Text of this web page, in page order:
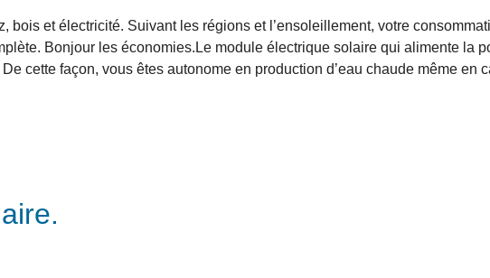
bois et électricité. Suivant les régions et l’ensoleillement, votre
Bonjour les économies.Le module électrique solaire qui alimente la
cette façon, vous êtes autonome en production d’eau chaude même en